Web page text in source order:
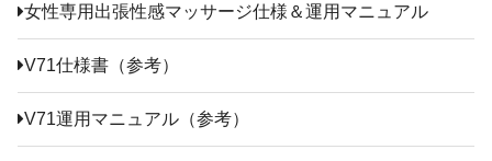
女性専用出張性感マッサージ仕様＆運用マニュアル
V71仕様書（参考）
V71運用マニュアル（参考）